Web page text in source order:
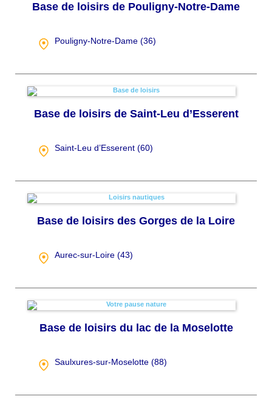
Base de loisirs de Pouligny-Notre-Dame
Pouligny-Notre-Dame (36)
Base de loisirs de Saint-Leu d’Esserent
Saint-Leu d’Esserent (60)
Base de loisirs des Gorges de la Loire
Aurec-sur-Loire (43)
Base de loisirs du lac de la Moselotte
Saulxures-sur-Moselotte (88)